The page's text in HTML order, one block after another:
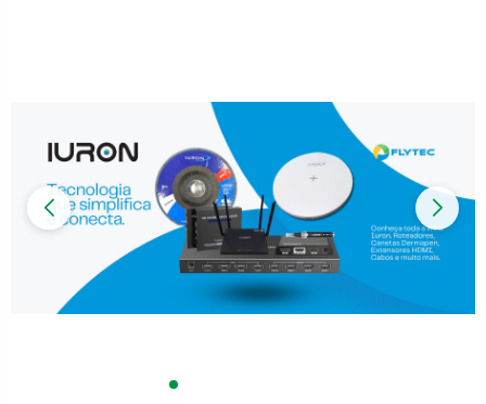
Onu-Gpon-Gpon
Ont-Xpon
Huawei
Switch
Ubiquiti
Vga